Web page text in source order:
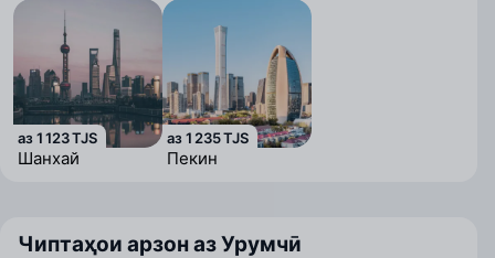
аз 1 123 TJS
Шанхай
аз 1 235 TJS
Пекин
Чиптаҳои арзон аз Урумчӣ